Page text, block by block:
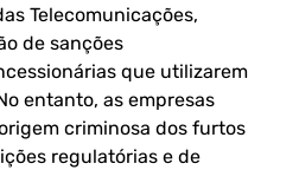
Telecomunicações,
de sanções
que utilizarem
entanto, as empresas
criminosa dos furtos
regulatórias e de